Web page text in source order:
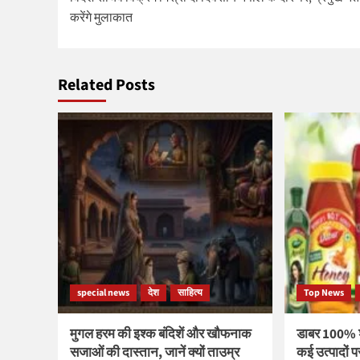
करेंगे मुलाकात
Related Posts
special news देश साहित्य
मुगल हरम की इश्क बंदिशें और खौफनाक
सजाओं की दास्तान, जानें क्यों ताउम्र
Top News
डाबर 100%
कई उत्पादों